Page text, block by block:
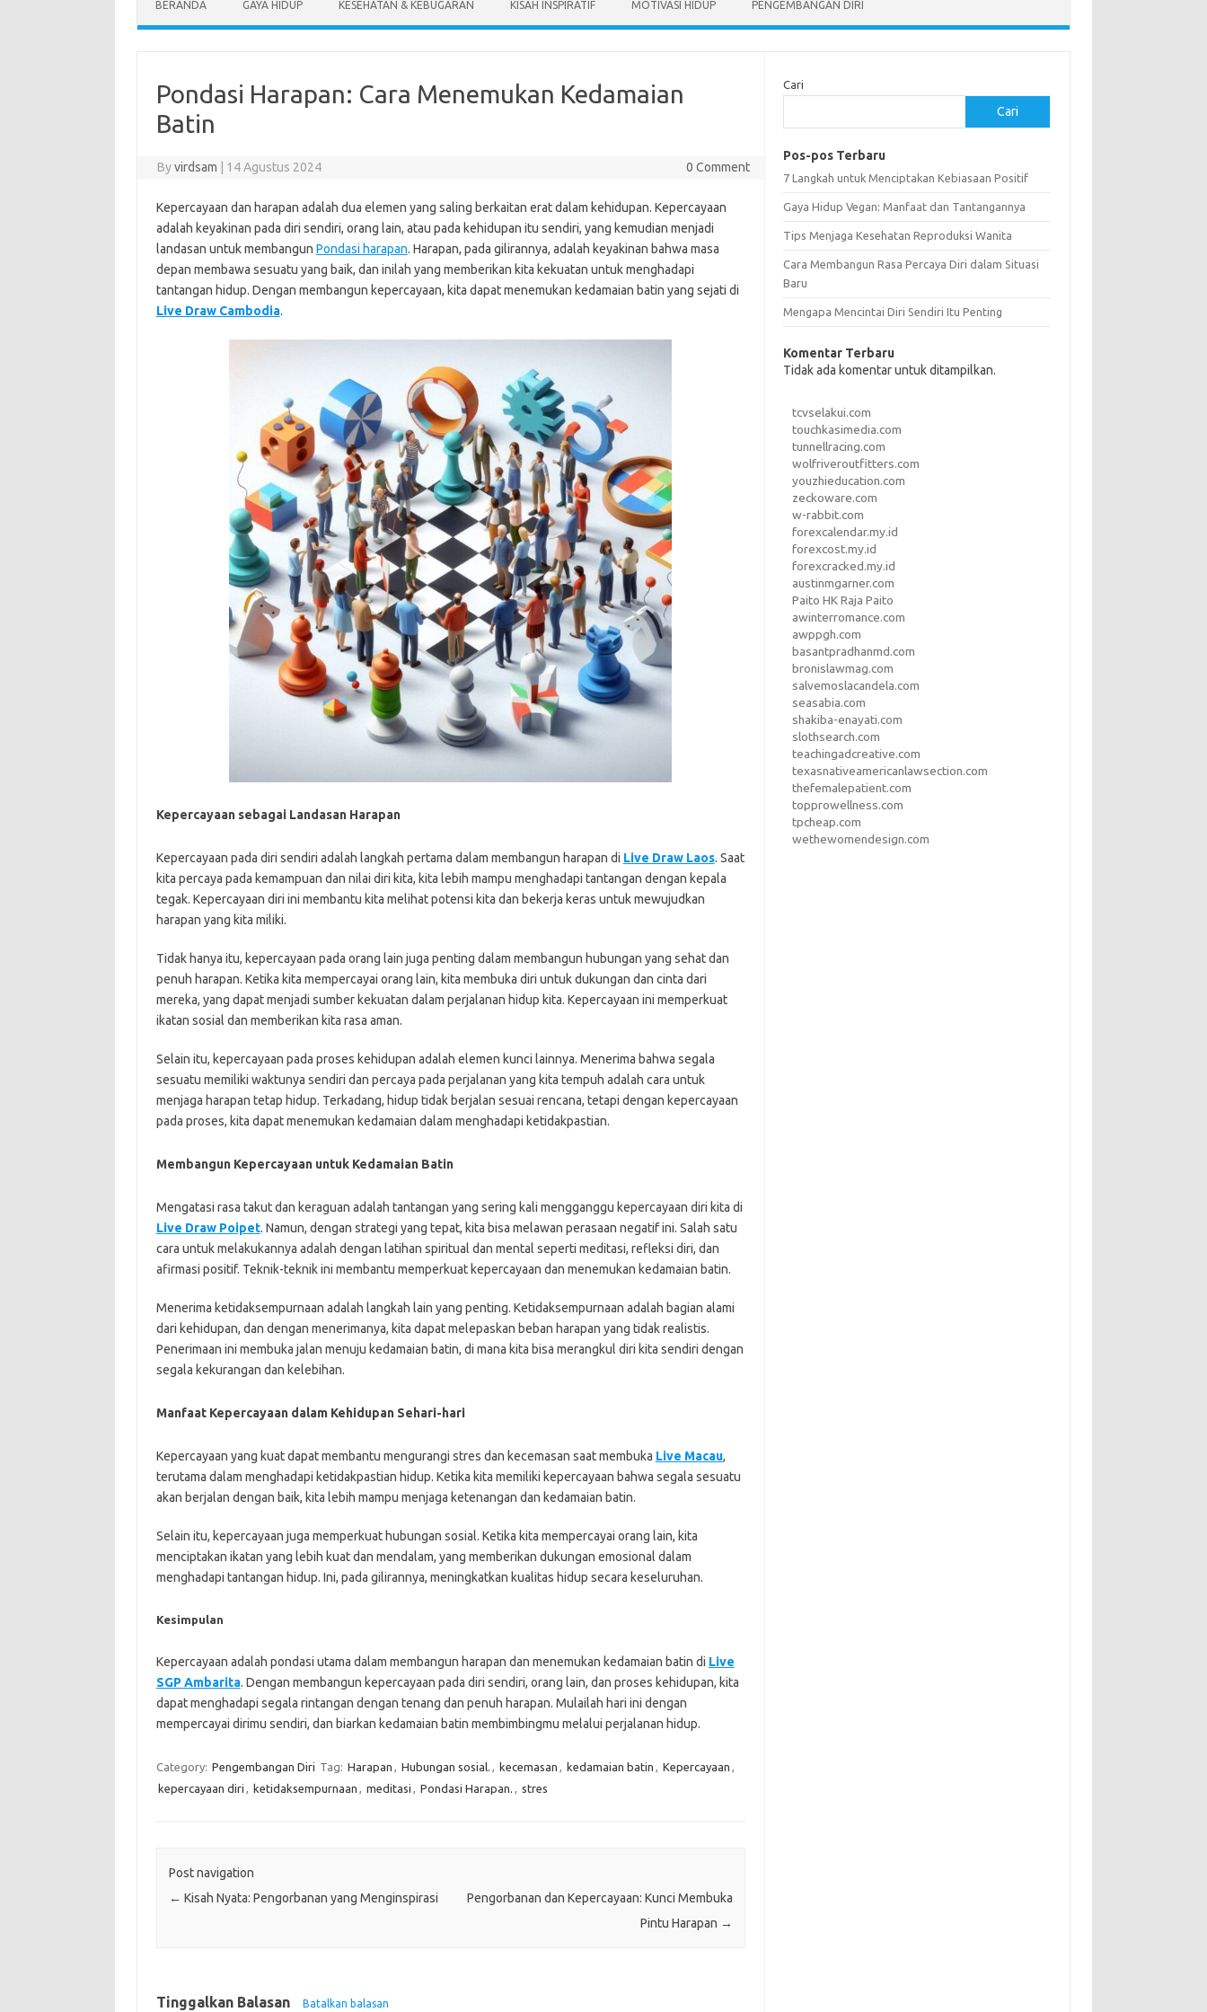
BERANDA GAYA HIDUP KESEHATAN & KEBUGARAN KISAH INSPIRATIF MOTIVASI HIDUP PENGEMBANGAN DIRI
Pondasi Harapan: Cara Menemukan Kedamaian
Batin
Byvirdsam 14 Agustus 2024 0 Comment
Kepercayaan dan harapan adalah dua elemen yang saling berkaitan erat dalam kehidupan. Kepercayaan
adalah keyakinan pada diri sendiri, orang lain, atau pada kehidupan itu sendiri, yang kemudian menjadi
landasan untuk membangun Pondasi harapan. Harapan, pada gilirannya, adalah keyakinan bahwa masa
depan membawa sesuatu yang baik, dan inilah yang memberikan kita kekuatan untuk menghadapi
tantangan hidup. Dengan membangun kepercayaan, kita dapat menemukan kedamaian batin yang sejati di
Live Draw Cambodia.
Kepercayaan sebagai Landasan Harapan
Kepercayaan pada diri sendiri adalah langkah pertama dalam membangun harapan di Live Draw Laos. Saat
kita percaya pada kemampuan dan nilai diri kita, kita lebih mampu menghadapi tantangan dengan kepala
tegak. Kepercayaan diri ini membantu kita melihat potensi kita dan bekerja keras untuk mewujudkan
harapan yang kita miliki.
Tidak hanya itu, kepercayaan pada orang lain juga penting dalam membangun hubungan yang sehat dan
penuh harapan. Ketika kita mempercayai orang lain, kita membuka diri untuk dukungan dan cinta dari
mereka, yang dapat menjadi sumber kekuatan dalam perjalanan hidup kita. Kepercayaan ini memperkuat
ikatan sosial dan memberikan kita rasa aman.
Selain itu, kepercayaan pada proses kehidupan adalah elemen kunci lainnya. Menerima bahwa segala
sesuatu memiliki waktunya sendiri dan percaya pada perjalanan yang kita tempuh adalah cara untuk
menjaga harapan tetap hidup. Terkadang, hidup tidak berjalan sesuai rencana, tetapi dengan kepercayaan
pada proses, kita dapat menemukan kedamaian dalam menghadapi ketidakpastian.
Membangun Kepercayaan untuk Kedamaian Batin
Mengatasi rasa takut dan keraguan adalah tantangan yang sering kali mengganggu kepercayaan diri kita di
Live Draw Poipet. Namun, dengan strategi yang tepat, kita bisa melawan perasaan negatif ini. Salah satu
cara untuk melakukannya adalah dengan latihan spiritual dan mental seperti meditasi, refleksi diri, dan
afirmasi positif. Teknik-teknik ini membantu memperkuat kepercayaan dan menemukan kedamaian batin.
Menerima ketidaksempurnaan adalah langkah lain yang penting. Ketidaksempurnaan adalah bagian alami
dari kehidupan, dan dengan menerimanya, kita dapat melepaskan beban harapan yang tidak realistis.
Penerimaan ini membuka jalan menuju kedamaian batin, di mana kita bisa merangkul diri kita sendiri dengan
segala kekurangan dan kelebihan.
Manfaat Kepercayaan dalam Kehidupan Sehari-hari
Kepercayaan yang kuat dapat membantu mengurangi stres dan kecemasan saat membuka Live Macau,
terutama dalam menghadapi ketidakpastian hidup. Ketika kita memiliki kepercayaan bahwa segala sesuatu
akan berjalan dengan baik, kita lebih mampu menjaga ketenangan dan kedamaian batin.
Selain itu, kepercayaan juga memperkuat hubungan sosial. Ketika kita mempercayai orang lain, kita
menciptakan ikatan yang lebih kuat dan mendalam, yang memberikan dukungan emosional dalam
menghadapi tantangan hidup. Ini, pada gilirannya, meningkatkan kualitas hidup secara keseluruhan.
Kesimpulan
Kepercayaan adalah pondasi utama dalam membangun harapan dan menemukan kedamaian batin di Live
SGP Ambarita. Dengan membangun kepercayaan pada diri sendiri, orang lain, dan proses kehidupan, kita
dapat menghadapi segala rintangan dengan tenang dan penuh harapan. Mulailah hari ini dengan
mempercayai dirimu sendiri, dan biarkan kedamaian batin membimbingmu melalui perjalanan hidup.
Category: Pengembangan Diri Tag: Harapan , Hubungan sosial. , kecemasan , kedamaian batin , Kepercayaan ,
kepercayaan diri , ketidaksempurnaan , meditasi , Pondasi Harapan. , stres
Post navigation
← Kisah Nyata: Pengorbanan yang Menginspirasi
Pengorbanan dan Kepercayaan: Kunci Membuka
Pintu Harapan →
Tinggalkan Balasan Batalkan balasan
Cari
Cari
Pos-pos Terbaru
7 Langkah untuk Menciptakan Kebiasaan Positif
Gaya Hidup Vegan: Manfaat dan Tantangannya
Tips Menjaga Kesehatan Reproduksi Wanita
Cara Membangun Rasa Percaya Diri dalam Situasi
Baru
Mengapa Mencintai Diri Sendiri Itu Penting
Komentar Terbaru
Tidak ada komentar untuk ditampilkan.
tcvselakui.com
touchkasimedia.com
tunnellracing.com
wolfriveroutfitters.com
youzhieducation.com
zeckoware.com
w-rabbit.com
forexcalendar.my.id
forexcost.my.id
forexcracked.my.id
austinmgarner.com
Paito HK Raja Paito
awinterromance.com
awppgh.com
basantpradhanmd.com
bronislawmag.com
salvemoslacandela.com
seasabia.com
shakiba-enayati.com
slothsearch.com
teachingadcreative.com
texasnativeamericanlawsection.com
thefemalepatient.com
topprowellness.com
tpcheap.com
wethewomendesign.com